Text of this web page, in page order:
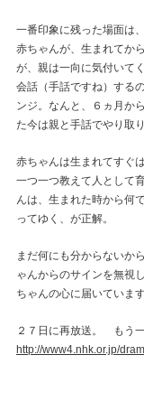
一番印象に残った場面は
赤ちゃんが、生まれてか
が、親は一向に気付いて
会話（手話ですね）する
ンジ。なんと、６ヵ月か
た今は親と手話でやり取
赤ちゃんは生まれてすぐ
一つ一つ教えて人として
んは、生まれた時から何
ってゆく、が正解。
まだ何にも分からないか
ゃんからのサインを無視
ちゃんの心に届いています
２７日に再放送。 もう
http://www4.nhk.or.jp/